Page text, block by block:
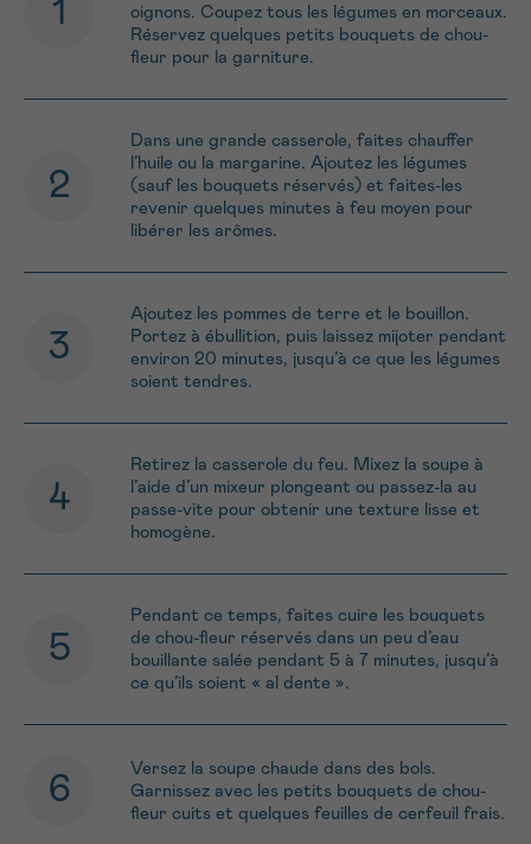
oignons. Coupez tous les légumes en morceaux.
Réservez quelques petits bouquets de chou-
fleur pour la garniture.
Dans une grande casserole, faites chauffer
l’huile ou la margarine. Ajoutez les légumes
(sauf les bouquets réservés) et faites-les
revenir quelques minutes à feu moyen pour
libérer les arômes.
Ajoutez les pommes de terre et le bouillon.
Portez à ébullition, puis laissez mijoter pendant
environ 20 minutes, jusqu’à ce que les légumes
soient tendres.
Retirez la casserole du feu. Mixez la soupe à
l’aide d’un mixeur plongeant ou passez-la au
passe-vite pour obtenir une texture lisse et
homogène.
Pendant ce temps, faites cuire les bouquets
de chou-fleur réservés dans un peu d’eau
bouillante salée pendant 5 à 7 minutes, jusqu’à
ce qu’ils soient « al dente ».
Versez la soupe chaude dans des bols.
Garnissez avec les petits bouquets de chou-
fleur cuits et quelques feuilles de cerfeuil frais.